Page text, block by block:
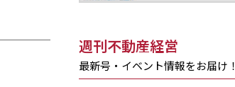
週刊不動産経営
最新号・イベント情報をお届け！